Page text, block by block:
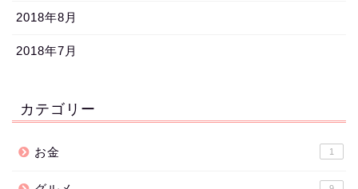
2018年8月
2018年7月
カテゴリー
お金 1